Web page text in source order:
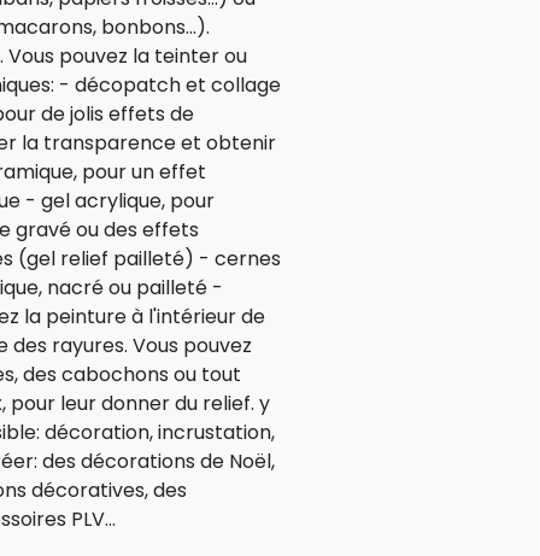
bonbons...).
pouvez la teinter ou
- décopatch et collage
de jolis effets de
la transparence et obtenir
pour un effet
- gel acrylique, pour
gravé ou des effets
(gel relief pailleté) - cernes
nacré ou pailleté -
la peinture à l'intérieur de
rayures. Vous pouvez
des cabochons ou tout
leur donner du relief. y
décoration, incrustation,
des décorations de Noël,
décoratives, des
PLV...